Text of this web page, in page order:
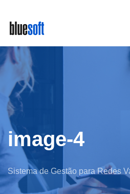
main
content
image-4
Sistema de Gestão para Redes